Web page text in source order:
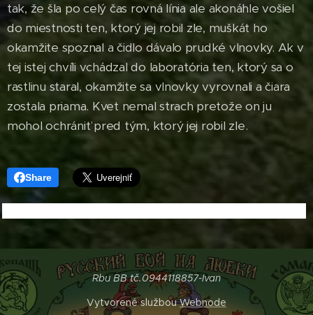
tak, že šla po celý čas rovná línia ale akonáhle vošiel
do miestnosti ten, ktorý jej robil zle, muškát ho
okamžite spoznal a čidlo dávalo prudké vlnovky. Ak v
tej istej chvíli vchádzal do laboratória ten, ktorý sa o
rastlinu staral, okamžite sa vlnovky vyrovnali a čiara
zostala priama. Kvet nemal strach pretože on ju
mohol ochrániť pred tým, ktorý jej robil zle.
Share
Rbu BB tč.0944118857-Ivan
Vytvorené službouWebnode